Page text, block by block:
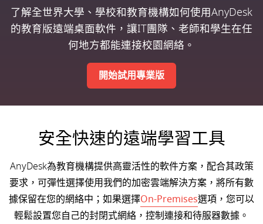
了解全世界大學、學校和教育機構如何使用AnyDesk
的教育版遠端桌面軟件，讓IT團隊、老師和學生在任
何地方都能連接校園網絡。
開始試用專業版
安全快速的遠端學習工具
AnyDesk為教育機構提供高靈活性的軟件方案，配合其政策
要求，可彈性選擇使用我們的加密雲端解決方案，將所有數
據保留在您的網絡中；如果選擇On-Premises選項，您可以
輕鬆設置您自己的封閉式網絡，控制連接和待服器數據。